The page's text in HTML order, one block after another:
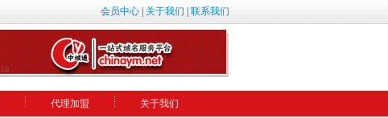
会员中心 关于我们 联系我们
代理加盟 关于我们